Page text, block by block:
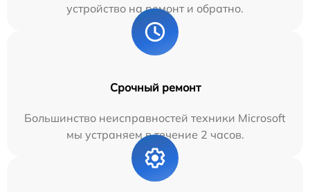
устройство на ремонт и обратно.
Срочный ремонт
Большинство неисправностей техники Microsoft
мы устраняем в течение 2 часов.